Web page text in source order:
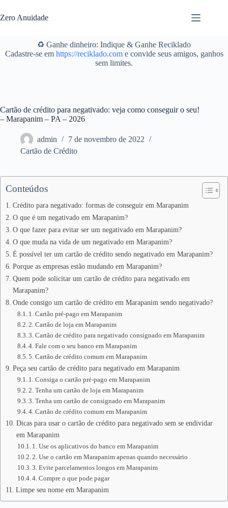
para
o
Zero Anuidade
♻️ Ganhe dinheiro: Indique & Ganhe Reciklado
Cadastre-se em https://reciklado.come convide seus amigos, ganhos
sem limites.
Cartão de crédito para negativado: veja como conseguir o seu!
– Marapanim – PA – 2026
admin
7 de novembro de 2022
Cartão de Crédito
Conteúdos
Crédito para negativado: formas de conseguir em Marapanim
O que é um negativado em Marapanim?
O que fazer para evitar ser um negativado em Marapanim?
O que muda na vida de um negativado em Marapanim?
É possível ter um cartão de crédito sendo negativado em Marapanim?
Porque as empresas estão mudando em Marapanim?
Quem pode solicitar um cartão de crédito para negativado em
Marapanim?
Onde consigo um cartão de crédito em Marapanim sendo negativado?
1. Cartão pré-pago em Marapanim
2. Cartão de loja em Marapanim
3. Cartão de crédito para negativado consignado em Marapanim
4. Fale com o seu banco em Marapanim
5. Cartão de crédito comum em Marapanim
Peça seu cartão de crédito para negativado em Marapanim
1. Consiga o cartão pré-pago em Marapanim
2. Tenha um cartão de loja em Marapanim
3. Tenha um cartão de consignado em Marapanim
4. Cartão de crédito comum em Marapanim
Dicas para usar o cartão de crédito para negativado sem se endividar
em Marapanim
1. Use os aplicativos do banco em Marapanim
2. Use o cartão em Marapanim apenas quando necessário
3. Evite parcelamentos longos em Marapanim
4. Compre o que pode pagar
Limpe seu nome em Marapanim